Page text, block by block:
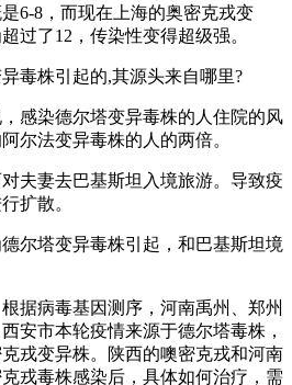
6-8，而现在上海的奥密克戎变
过了12，传染性变得超级强。
毒株引起的,其源头来自哪里?
感染德尔塔变异毒株的人住院的风
尔法变异毒株的人的两倍。
夫妻去巴基斯坦入境旅游。导致疫
扩散。
尔塔变异毒株引起，和巴基斯坦境
据病毒基因测序，河南禹州、郑州
安市本轮疫情来源于德尔塔毒株，
戎变异株。陕西的噢密克戎和河南
戎毒株感染后，具体如何治疗，需